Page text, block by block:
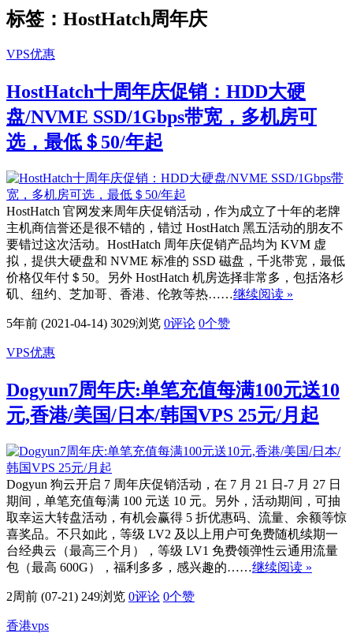
标签：HostHatch周年庆
VPS优惠
HostHatch十周年庆促销：HDD大硬
盘/NVME SSD/1Gbps带宽，多机房可
选，最低＄50/年起
HostHatch 官网发来周年庆促销活动，作为成立了十年的老牌
主机商信誉还是很不错的，错过 HostHatch 黑五活动的朋友不
要错过这次活动。HostHatch 周年庆促销产品均为 KVM 虚
拟，提供大硬盘和 NVME 标准的 SSD 磁盘，千兆带宽，最低
价格仅年付＄50。另外 HostHatch 机房选择非常多，包括洛杉
矶、纽约、芝加哥、香港、伦敦等热……继续阅读 »
5年前 (2021-04-14) 3029浏览 0评论 0个赞
VPS优惠
Dogyun7周年庆:单笔充值每满100元送10
元,香港/美国/日本/韩国VPS 25元/月起
Dogyun 狗云开启 7 周年庆促销活动，在 7 月 21 日-7 月 27 日
期间，单笔充值每满 100 元送 10 元。另外，活动期间，可抽
取幸运大转盘活动，有机会赢得 5 折优惠码、流量、余额等惊
喜奖品。不只如此，等级 LV2 及以上用户可免费随机续期一
台经典云（最高三个月），等级 LV1 免费领弹性云通用流量
包（最高 600G），福利多多，感兴趣的……继续阅读 »
2周前 (07-21) 249浏览 0评论 0个赞
香港vps